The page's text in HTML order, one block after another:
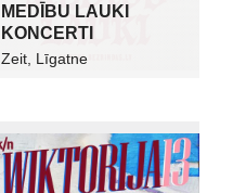
MEDĪBU LAUKI
KONCERTI
Zeit, Līgatne